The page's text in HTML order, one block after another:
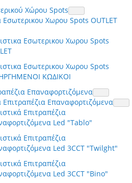
Χώρου Spots
Εσωτερικου Χωρου Spots OUTLET
Εσωτερικου Χωρου Spots
Εσωτερικου Χωρου Spots
ΚΩΔΙΚΟΙ
Επαναφορτιζόμενα
Επιτραπέζια Επαναφορτιζόμενα
Επιτραπέζια
Led "Tablo"
Επιτραπέζια
Led 3CCT "Twilght"
Επιτραπέζια
Led 3CCT "Bino"